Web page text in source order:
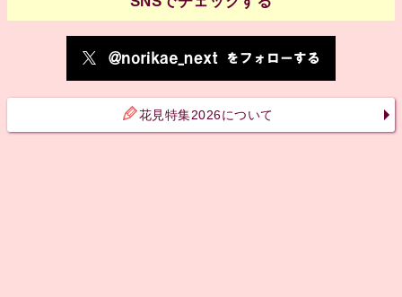
花見特集2026について